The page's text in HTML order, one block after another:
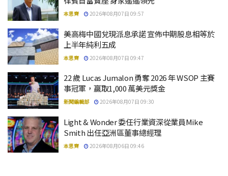
本思齊 2026年08月07日 09:57
美高梅中國兌現派息承諾 宣佈中期股息相等於
上半年純利五成
本思齊 2026年08月07日 09:47
22 歲 Lucas Jumalon 勇奪 2026 年 WSOP 主賽
事冠軍，贏取1,000 萬美元獎金
新聞編輯部 2026年08月07日 09:30
Light & Wonder 委任行業資深從業員Mike
Smith 出任亞洲區董事總經理
本思齊 2026年08月06日 09:46